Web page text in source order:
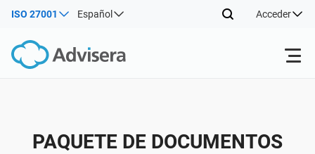
ISO 27001 Español Acceder
Volver
ISO 27001
Recursos gratuitos
PAQUETE DE DOCUMENTOS